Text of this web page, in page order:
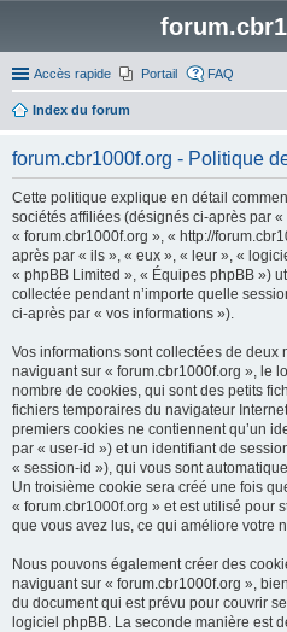
Accès rapide Portail FAQ
Index du forum
forum.cbr1000f.org - Politique
Cette politique explique en détail
sociétés affiliées (désignés ci-après par
« forum.cbr1000f.org », « http://
après par « ils », « eux », « leur », «
« phpBB Limited », « Équipes phpBB »)
collectée pendant n’importe quelle
ci-après par « vos informations »).
Vos informations sont collectées de deux
naviguant sur « forum.cbr1000f.org », le
nombre de cookies, qui sont des petits
fichiers temporaires du navigateur
premiers cookies ne contiennent qu’un
par « user-id ») et un identifiant de
« session-id »), qui vous sont
Un troisième cookie sera créé une fois
« forum.cbr1000f.org » et est utilisé pour
que vous avez lus, ce qui améliore votre
Nous pouvons également créer des
naviguant sur « forum.cbr1000f.org »,
du document qui est prévu pour couvrir
logiciel phpBB. La seconde manière est